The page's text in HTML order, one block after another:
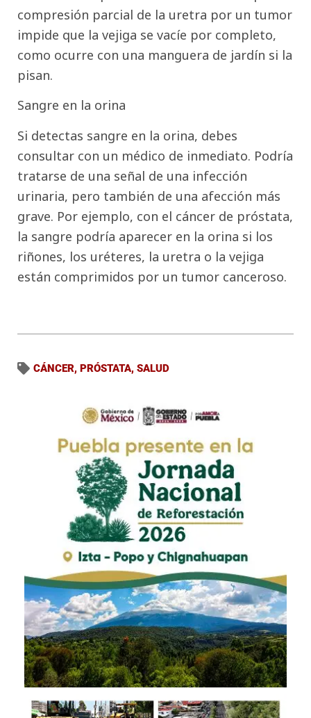
compresión parcial de la uretra por un tumor
impide que la vejiga se vacíe por completo,
como ocurre con una manguera de jardín si la
pisan.
Sangre en la orina
Si detectas sangre en la orina, debes
consultar con un médico de inmediato. Podría
tratarse de una señal de una infección
urinaria, pero también de una afección más
grave. Por ejemplo, con el cáncer de próstata,
la sangre podría aparecer en la orina si los
riñones, los uréteres, la uretra o la vejiga
están comprimidos por un tumor canceroso.
CÁNCER, PRÓSTATA, SALUD